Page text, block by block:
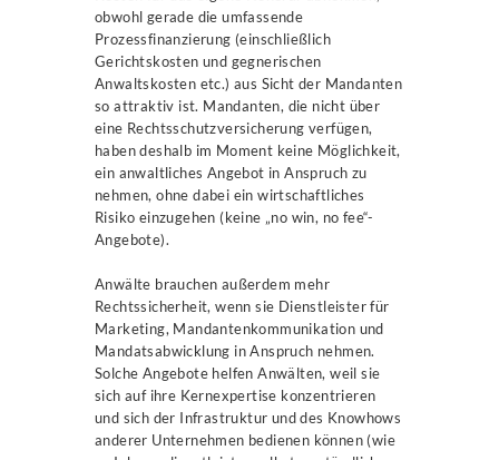
obwohl gerade die umfassende
Prozessfinanzierung (einschließlich
Gerichtskosten und gegnerischen
Anwaltskosten etc.) aus Sicht der Mandanten
so attraktiv ist. Mandanten, die nicht über
eine Rechtsschutzversicherung verfügen,
haben deshalb im Moment keine Möglichkeit,
ein anwaltliches Angebot in Anspruch zu
nehmen, ohne dabei ein wirtschaftliches
Risiko einzugehen (keine „no win, no fee“-
Angebote).
Anwälte brauchen außerdem mehr
Rechtssicherheit, wenn sie Dienstleister für
Marketing, Mandantenkommunikation und
Mandatsabwicklung in Anspruch nehmen.
Solche Angebote helfen Anwälten, weil sie
sich auf ihre Kernexpertise konzentrieren
und sich der Infrastruktur und des Knowhows
anderer Unternehmen bedienen können (wie